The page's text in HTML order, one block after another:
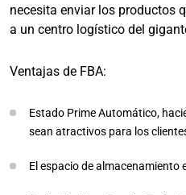
necesita enviar los productos
a un centro logístico del
Ventajas de FBA:
Estado Prime Automático,
sean atractivos para los
El espacio de